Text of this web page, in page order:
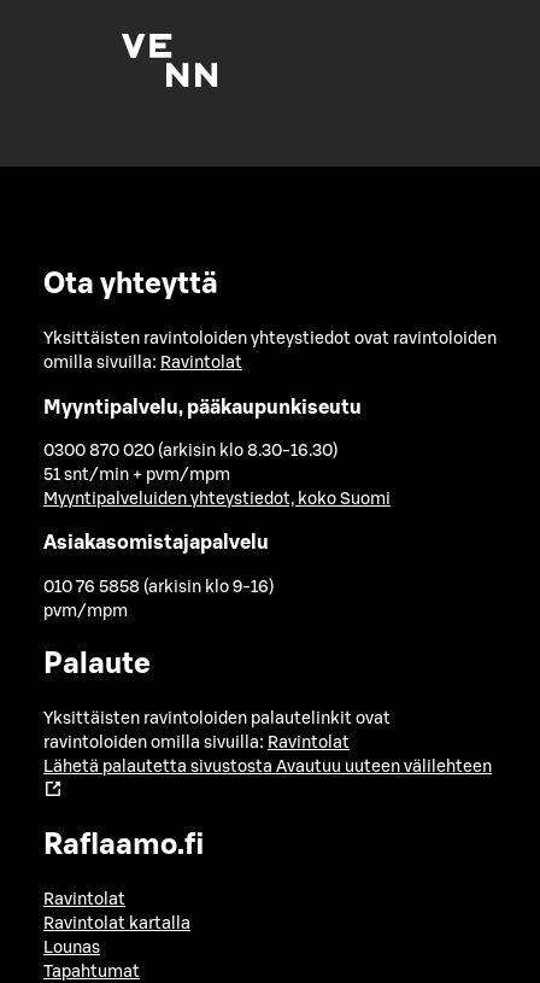
Ota yhteyttä
Yksittäisten ravintoloiden yhteystiedot ovat ravintoloiden
omilla sivuilla: Ravintolat
Myyntipalvelu, pääkaupunkiseutu
0300 870 020 (arkisin klo 8.30-16.30)
51 snt/min + pvm/mpm
Myyntipalveluiden yhteystiedot, koko Suomi
Asiakasomistajapalvelu
010 76 5858 (arkisin klo 9-16)
pvm/mpm
Palaute
Yksittäisten ravintoloiden palautelinkit ovat
ravintoloiden omilla sivuilla: Ravintolat
Lähetä palautetta sivustosta Avautuu uuteen välilehteen
Raflaamo.fi
Ravintolat
Ravintolat kartalla
Lounas
Tapahtumat